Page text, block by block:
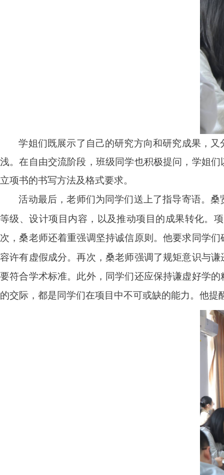
学姐们既展示了自己的研究方向和研究成果，
浅。在自由交流阶段，班级同学也积极提问，学姐
立项书的书写方法及格式要求。
活动最后，老师们为同学们送上了指导寄语。
等级、设计项目内容，以及推动项目的成果转化。
次，桑老师还着重强调坚持诚信原则。他要求同学
容许有虚假成分。再次，桑老师强调了规矩意识与
要符合学术标准。此外，同学们还应保持谦虚好学
的交际，都是同学们在项目中不可或缺的能力。他